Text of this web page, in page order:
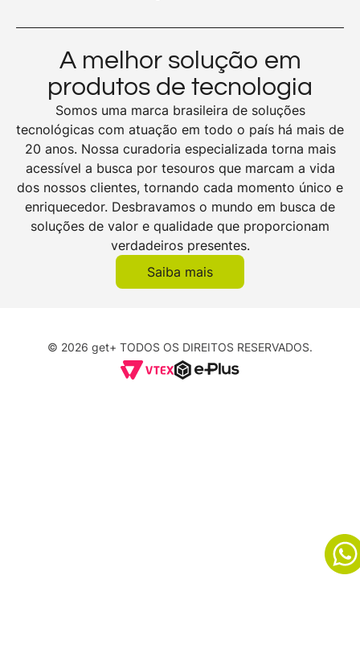
A melhor solução em
produtos de tecnologia
Somos uma marca brasileira de soluções
tecnológicas com atuação em todo o país há mais de
20 anos. Nossa curadoria especializada torna mais
acessível a busca por tesouros que marcam a vida
dos nossos clientes, tornando cada momento único e
enriquecedor. Desbravamos o mundo em busca de
soluções de valor e qualidade que proporcionam
verdadeiros presentes.
Saiba mais
© 2026 get+ TODOS OS DIREITOS RESERVADOS.